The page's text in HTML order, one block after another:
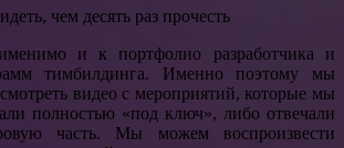
чем десять раз прочесть
и к портфолио разработчика и
тимбилдинга. Именно поэтому мы
видео с мероприятий, которые мы
полностью «под ключ», либо отвечали
часть. Мы можем воспроизвести